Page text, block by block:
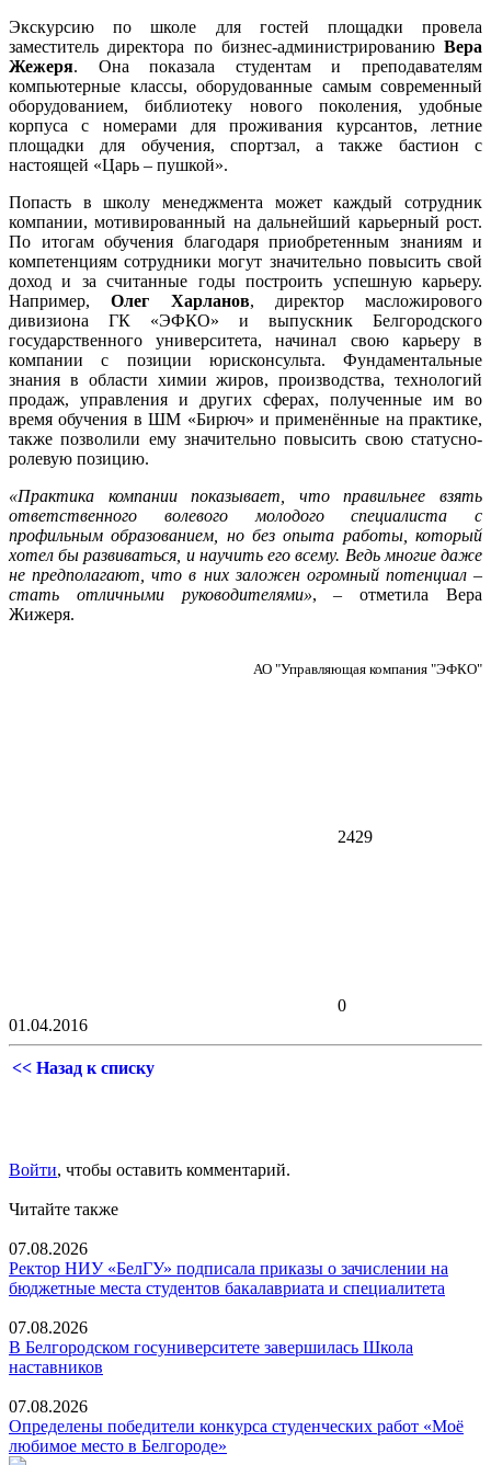
Экскурсию по школе для гостей площадки провела
заместитель директора по бизнес-администрированию Вера
Жежеря. Она показала студентам и преподавателям
компьютерные классы, оборудованные самым современный
оборудованием, библиотеку нового поколения, удобные
корпуса с номерами для проживания курсантов, летние
площадки для обучения, спортзал, а также бастион с
настоящей «Царь – пушкой».
Попасть в школу менеджмента может каждый сотрудник
компании, мотивированный на дальнейший карьерный рост.
По итогам обучения благодаря приобретенным знаниям и
компетенциям сотрудники могут значительно повысить свой
доход и за считанные годы построить успешную карьеру.
Например,Олег Харланов, директор масложирового
дивизиона ГК «ЭФКО» и выпускник Белгородского
государственного университета, начинал свою карьеру в
компании с позиции юрисконсульта. Фундаментальные
знания в области химии жиров, производства, технологий
продаж, управления и других сферах, полученные им во
время обучения в ШМ «Бирюч» и применённые на практике,
также позволили ему значительно повысить свою статусно-
ролевую позицию.
«Практика компании показывает, что правильнее взять
ответственного волевого молодого специалиста с
профильным образованием, но без опыта работы, который
хотел бы развиваться, и научить его всему. Ведь многие даже
не предполагают, что в них заложен огромный потенциал –
стать отличными руководителями», – отметила Вера
Жижеря.
АО "Управляющая компания "ЭФКО"
2429
0
01.04.2016
<< Назад к списку
Войти, чтобы оставить комментарий.
Читайте также
07.08.2026
Ректор НИУ «БелГУ» подписала приказы о зачислении на
бюджетные места студентов бакалавриата и специалитета
07.08.2026
В Белгородском госуниверситете завершилась Школа
наставников
07.08.2026
Определены победители конкурса студенческих работ «Моё
любимое место в Белгороде»